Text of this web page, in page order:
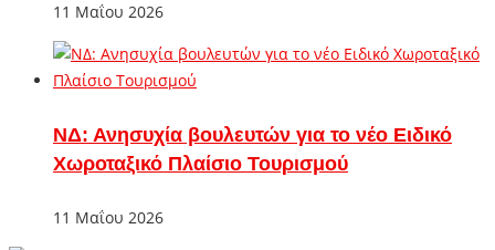
11 Μαΐου 2026
ΝΔ: Ανησυχία βουλευτών για το νέο Ειδικό
Χωροταξικό Πλαίσιο Τουρισμού
11 Μαΐου 2026